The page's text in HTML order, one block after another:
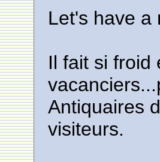
Let's have a
Il fait si froid
Antiquaires
visiteurs.